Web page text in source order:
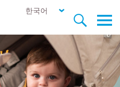


한국어